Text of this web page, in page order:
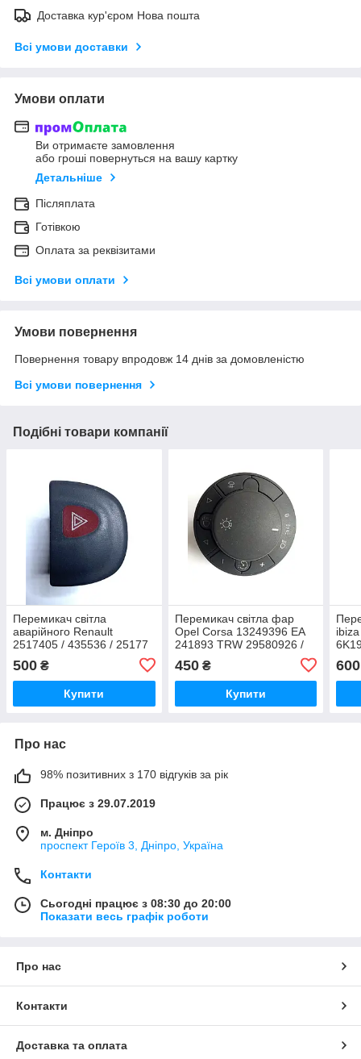
Доставка кур'єром Нова пошта
Всі умови доставки
Умови оплати
Ви отримаєте замовлення
або гроші повернуться на вашу картку
Детальніше
Післяплата
Готівкою
Оплата за реквізитами
Всі умови оплати
Умови повернення
Повернення товару впродовж 14 днів за домовленістю
Всі умови повернення
Подібні товари компанії
Перемикач світла
аварійного Renault
2517405 / 435536 / 25177
500 ₴
Купити
Перемикач світла фар
Opel Corsa 13249396 EA
241893 TRW 29580926 /
450₴
Купити
600
Про нас
98% позитивних з 170 відгуків за рік
Працює з 29.07.2019
м. Дніпро
проспект Героїв 3, Дніпро, Україна
Контакти
Сьогодні працює з 08:30 до 20:00
Показати весь графік роботи
Про нас
Контакти
Доставка та оплата